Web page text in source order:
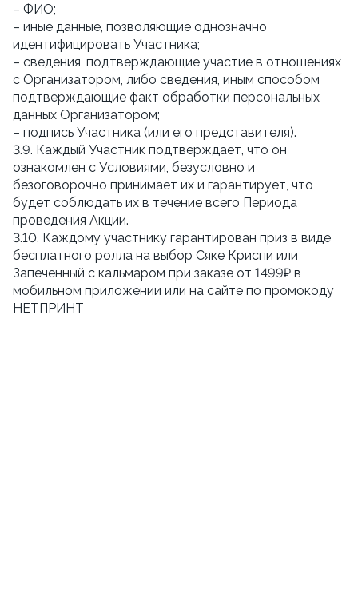
– ФИО;
– иные данные, позволяющие однозначно
идентифицировать Участника;
– сведения, подтверждающие участие в отношениях
с Организатором, либо сведения, иным способом
подтверждающие факт обработки персональных
данных Организатором;
– подпись Участника (или его представителя).
3.9. Каждый Участник подтверждает, что он
ознакомлен с Условиями, безусловно и
безоговорочно принимает их и гарантирует, что
будет соблюдать их в течение всего Периода
проведения Акции.
3.10. Каждому участнику гарантирован приз в виде
бесплатного ролла на выбор Сяке Криспи или
Запеченный с кальмаром при заказе от 1499₽ в
мобильном приложении или на сайте по промокоду
НЕТПРИНТ